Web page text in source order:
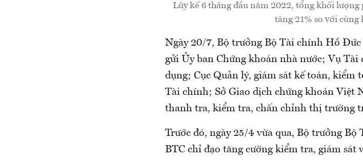
Lũy kế 6 tháng đầu năm 2022, tổng khối
tăng 21% so với cùng
Ngày 20/7, Bộ trưởng Bộ Tài chính Hồ Đức
gửi Ủy ban Chứng khoán nhà nước; Vụ
dụng; Cục Quản lý, giám sát kế toán, kiểm
Tài chính; Sở Giao dịch chứng khoán Việt
thanh tra, kiểm tra, chấn chỉnh thị trường
Trước đó, ngày 25/4 vừa qua, Bộ trưởng
BTC chỉ đạo tăng cường kiểm tra, giám